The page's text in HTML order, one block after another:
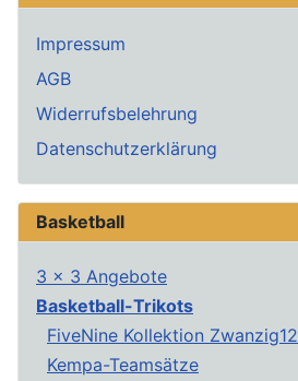
Impressum
AGB
Widerrufsbelehrung
Datenschutzerklärung
Basketball
3 x 3 Angebote
Basketball-Trikots
FiveNine Kollektion Zwanzig12
Kempa-Teamsätze